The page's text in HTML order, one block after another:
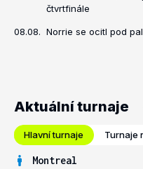
čtvrtfinále
08.08. Norrie se ocitl pod
Aktuální turnaje
Hlavní turnaje Turnaje
Montreal